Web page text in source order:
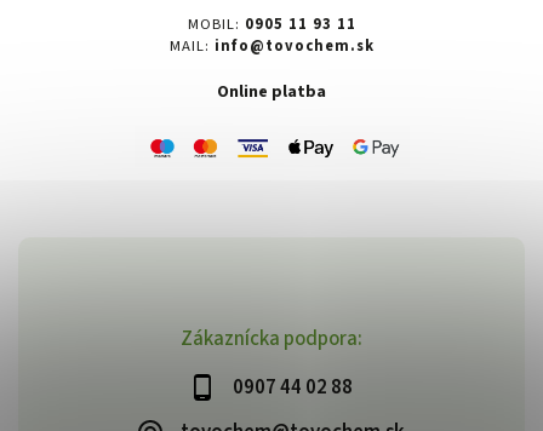
Zákaznícka podpora:
0907 44 02 88
MOBIL: 0905 11 93 11
MAIL: info@tovochem.sk
Online platba